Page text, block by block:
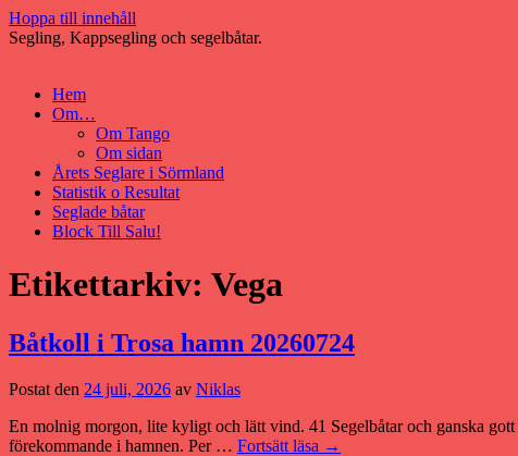
Hoppa till innehåll
Segling, Kappsegling och segelbåtar.
Hem
Om…
Om Tango
Om sidan
Årets Seglare i Sörmland
Statistik o Resultat
Seglade båtar
Block Till Salu!
Etikettarkiv: Vega
Båtkoll i Trosa hamn 20260724
Postat den 24 juli, 2026 av Niklas
En molnig morgon, lite kyligt och lätt vind. 41 Segelbåtar och ganska
förekommande i hamnen. Per … Fortsätt läsa →